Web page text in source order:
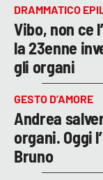
DRAMMATICO
Vibo, non ce
la 23enne
gli organi
GESTO D’AMORE
Andrea
organi. Oggi
Bruno